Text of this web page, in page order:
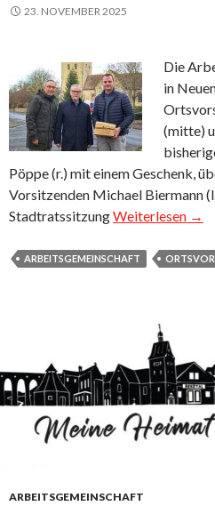
23. NOVEMBER 2025
Die
in
(mitte)
Pöppe (r.) mit einem Geschenk,
Vorsitzenden Michael Biermann
StadtratssitzungWeiterlesen →
ARBEITSGEMEINSCHAFT
ARBEITSGEMEINSCHAFT